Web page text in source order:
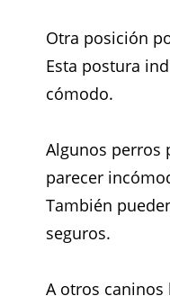
Otra posición
Esta postura
cómodo.
Algunos perros
parecer
También
seguros.
A otros